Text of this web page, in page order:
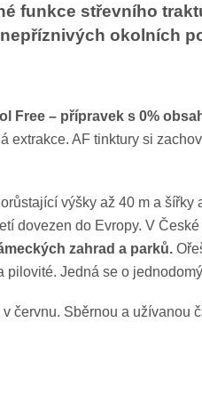
funkce střevního
nepříznivých okolních
Free – přípravek s 0%
extrakce. AF tinktury si
výšky až 40 m a
dovezen do Evropy. V
zahrad a parků.
pilovité. Jedná se o
červnu. Sběrnou a užívanou